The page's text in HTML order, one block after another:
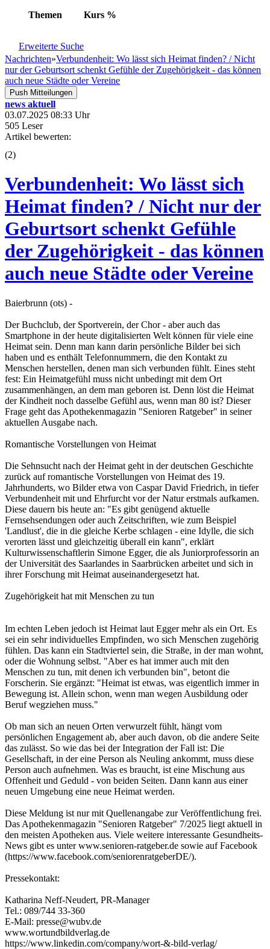
Themen Kurs %
Erweiterte Suche
Nachrichten»Verbundenheit: Wo lässt sich Heimat finden? / Nicht
nur der Geburtsort schenkt Gefühle der Zugehörigkeit - das können
auch neue Städte oder Vereine
Push Mitteilungen
news aktuell
03.07.2025 08:33 Uhr
505 Leser
Artikel bewerten:
(2)
Verbundenheit: Wo lässt sich
Heimat finden? / Nicht nur der
Geburtsort schenkt Gefühle
der Zugehörigkeit - das können
auch neue Städte oder Vereine
Baierbrunn (ots) -
Der Buchclub, der Sportverein, der Chor - aber auch das
Smartphone in der heute digitalisierten Welt können für viele eine
Heimat sein. Denn man kann darin persönliche Bilder bei sich
haben und es enthält Telefonnummern, die den Kontakt zu
Menschen herstellen, denen man sich verbunden fühlt. Eines steht
fest: Ein Heimatgefühl muss nicht unbedingt mit dem Ort
zusammenhängen, an dem man geboren ist. Denn löst die Heimat
der Kindheit noch dasselbe Gefühl aus, wenn man 80 ist? Dieser
Frage geht das Apothekenmagazin "Senioren Ratgeber" in seiner
aktuellen Ausgabe nach.
Romantische Vorstellungen von Heimat
Die Sehnsucht nach der Heimat geht in der deutschen Geschichte
zurück auf romantische Vorstellungen von Heimat des 19.
Jahrhunderts, wo Bilder etwa von Caspar David Friedrich, in tiefer
Verbundenheit mit und Ehrfurcht vor der Natur erstmals aufkamen.
Diese dauern bis heute an: "Es gibt genügend aktuelle
Fernsehsendungen oder auch Zeitschriften, wie zum Beispiel
'Landlust', die in die gleiche Kerbe schlagen - eine Idylle, die sich
verorten lässt und gleichzeitig überall ein kann", erklärt
Kulturwissenschaftlerin Simone Egger, die als Juniorprofessorin an
der Universität des Saarlandes in Saarbrücken arbeitet und sich in
ihrer Forschung mit Heimat auseinandergesetzt hat.
Zugehörigkeit hat mit Menschen zu tun
Im echten Leben jedoch ist Heimat laut Egger mehr als ein Ort. Es
sei ein sehr individuelles Empfinden, wo sich Menschen zugehörig
fühlen. Das kann ein Stadtviertel sein, die Straße, in der man wohnt,
oder die Wohnung selbst. "Aber es hat immer auch mit den
Menschen zu tun, mit denen ich verbunden bin", betont die
Forscherin. Sie ergänzt: "Heimat ist etwas, was eigentlich immer in
Bewegung ist. Allein schon, wenn man wegen Ausbildung oder
Beruf wegziehen muss."
Ob man sich an neuen Orten verwurzelt fühlt, hängt vom
persönlichen Engagement ab, aber auch davon, ob die andere Seite
das zulässt. So wie das bei der Integration der Fall ist: Die
Gesellschaft, in der eine Person als Neuling ankommt, muss diese
Person auch aufnehmen. Was es braucht, ist eine Mischung aus
Offenheit und Geduld - von beiden Seiten. Dann kann aus einer
neuen Umgebung eine neue Heimat werden.
Diese Meldung ist nur mit Quellenangabe zur Veröffentlichung frei.
Das Apothekenmagazin "Senioren Ratgeber" 7/2025 liegt aktuell in
den meisten Apotheken aus. Viele weitere interessante Gesundheits-
News gibt es unter www.senioren-ratgeber.de sowie auf Facebook
(https://www.facebook.com/seniorenratgeberDE/).
Pressekontakt:
Katharina Neff-Neudert, PR-Manager
Tel.: 089/744 33-360
E-Mail: presse@wubv.de
www.wortundbildverlag.de
https://www.linkedin.com/company/wort-&-bild-verlag/